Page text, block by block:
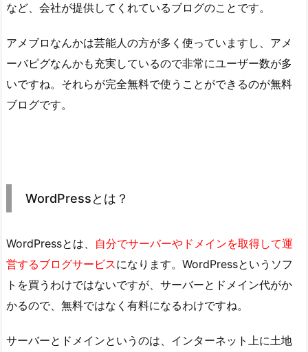
など、会社が提供してくれているブログのことです。
アメブロなんかは芸能人の方が多く使っていますし、アメ
ーバピグなんかも充実しているので非常にユーザー数が多
いですね。それらが完全無料で使うことができるのが無料
ブログです。
WordPressとは？
WordPressとは、 自分でサーバーやドメインを取得して運
営するブログサービスになります。WordPressというソフ
トを買うわけではないですが、サーバーとドメイン代がか
かるので、無料ではなく有料になるわけですね。
サーバーとドメインというのは、インターネット上に土地